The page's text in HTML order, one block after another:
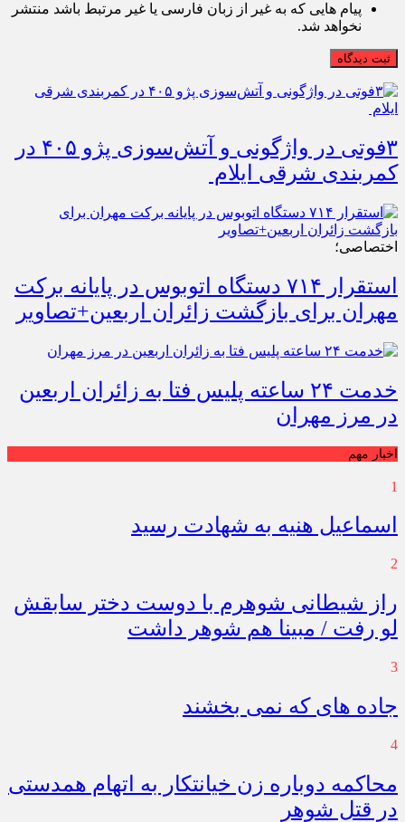
پیام هایی که به غیر از زبان فارسی یا غیر مرتبط باشد منتشر
نخواهد شد.
ثبت دیدگاه
۳فوتی در واژگونی و آتش‌سوزی پژو ۴۰۵ در
کمربندی شرقی ایلام
اختصاصی؛
استقرار ۷۱۴ دستگاه اتوبوس در پایانه برکت
مهران برای بازگشت زائران اربعین+تصاویر
خدمت ۲۴ ساعته پلیس فتا به زائران اربعین
در مرز مهران
اخبار مهم
1
اسماعیل هنیه به شهادت رسید
2
راز شیطانی شوهرم با دوست دختر سابقش
لو رفت / مبینا هم شوهر داشت
3
جاده های که نمی بخشند
4
محاکمه دوباره زن خیانتکار به اتهام همدستی
در قتل شوهر